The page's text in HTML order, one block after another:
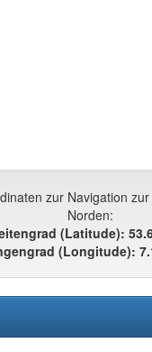
zur Navigation
Norden:
(Latitude):
(Longitude):